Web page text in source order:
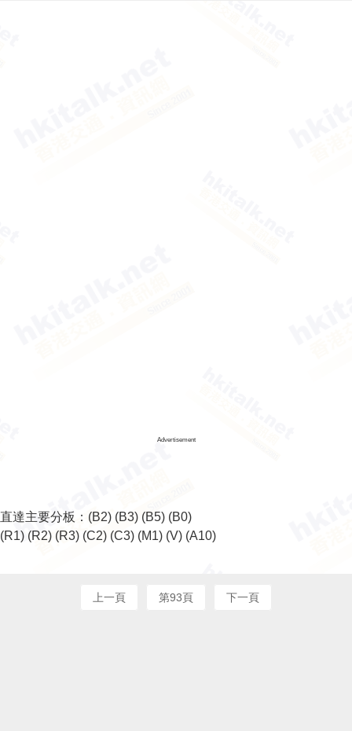
Advertisement
直達主要分板： (B2) (B3) (B5) (B0)
(R1) (R2) (R3) (C2) (C3) (M1) (V) (A10)
上一頁 第93頁 下一頁